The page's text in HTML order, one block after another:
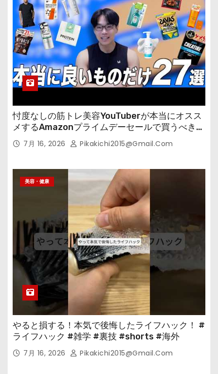
忖度なしの筋トレ美容YouTuberが本当にオスス
メするAmazonプライムデーセールで買うべきも
の 7月 16, 2026 Pikakichi2015@gmail.com
美容・健康
やると損する！本気で後悔したライフハック！ #
ライフハック #雑学 #裏技 #shorts #海外
7月 16, 2026 Pikakichi2015@gmail.com